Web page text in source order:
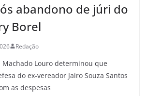
abandono de júri do
Borel
Redação
Machado Louro determinou que
do ex-vereador Jairo Souza Santos
as despesas